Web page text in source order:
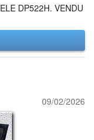
DP522H. VENDU
09/02/2026